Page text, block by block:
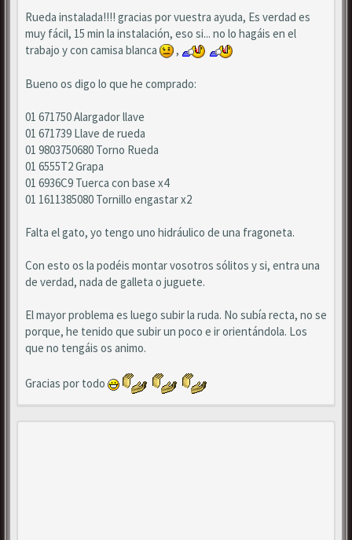
Rueda instalada!!!! gracias por vuestra ayuda, Es verdad es
muy fácil, 15 min la instalación, eso si... no lo hagáis en el
trabajo y con camisa blanca
,
Bueno os digo lo que he comprado:
01 671750 Alargador llave
01 671739 Llave de rueda
01 9803750680 Torno Rueda
01 6555T2 Grapa
01 6936C9 Tuerca con base x4
01 1611385080 Tornillo engastar x2
Falta el gato, yo tengo uno hidráulico de una fragoneta.
Con esto os la podéis montar vosotros sólitos y si, entra una
de verdad, nada de galleta o juguete.
El mayor problema es luego subir la ruda. No subía recta, no se
porque, he tenido que subir un poco e ir orientándola. Los
que no tengáis os animo.
Gracias por todo